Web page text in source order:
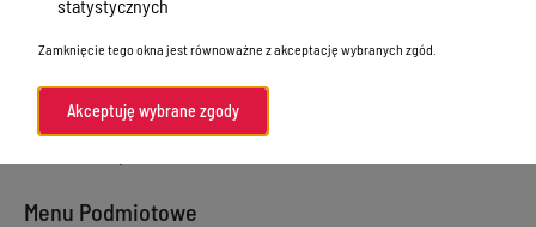
Akty prawne
Menu Podmiotowe
statystycznych
Zamknięcie tego okna jest równoważne z akceptację wybranych zgód.
Akceptuję wybrane zgody